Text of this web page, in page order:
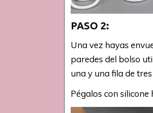
PASO 2:
Una vez hayas
paredes del bolso
una y una fila de
Pégalos con